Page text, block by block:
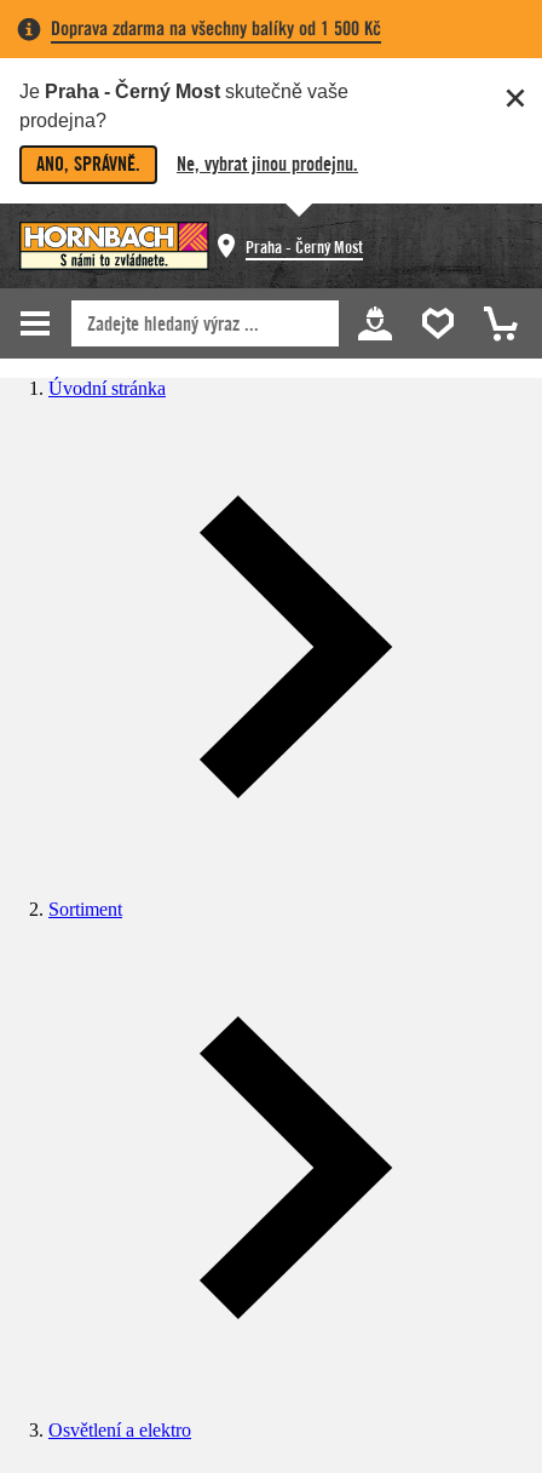
Doprava zdarma na všechny balíky od 1 500 Kč
Je Praha - Černý Most skutečně vaše
prodejna?
ANO, SPRÁVNĚ. Ne, vybrat jinou prodejnu.
Praha - Černý Most
Úvodní stránka
Sortiment
Osvětlení a elektro